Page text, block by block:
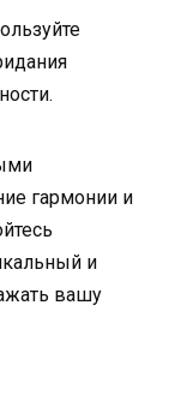
гармонии и
и
вашу